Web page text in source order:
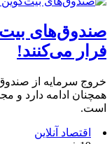
صندوق‌های
فرار می‌کنند!
خروج سرمایه از
است.
اقتصاد آنلاین